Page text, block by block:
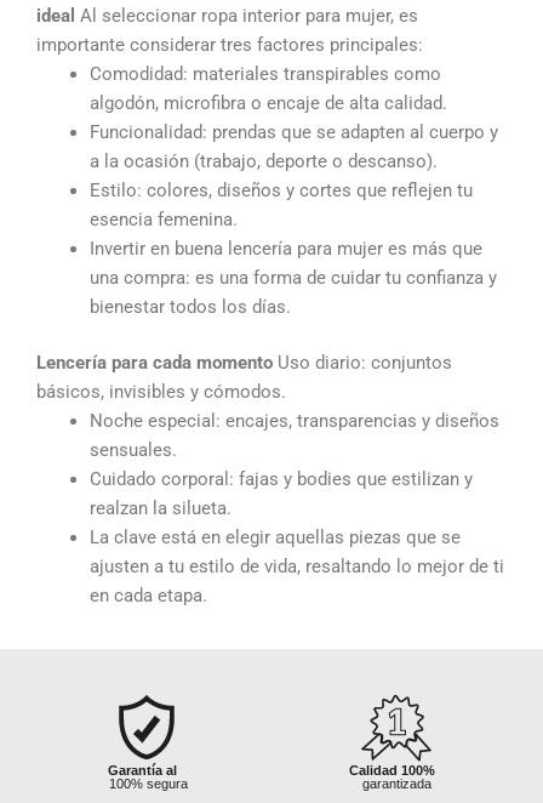
ideal Al seleccionar ropa interior para mujer, es
importante considerar tres factores principales:
Comodidad: materiales transpirables como
algodón, microfibra o encaje de alta calidad.
Funcionalidad: prendas que se adapten al cuerpo y
a la ocasión (trabajo, deporte o descanso).
Estilo: colores, diseños y cortes que reflejen tu
esencia femenina.
Invertir en buena lencería para mujer es más que
una compra: es una forma de cuidar tu confianza y
bienestar todos los días.
Lencería para cada momento Uso diario: conjuntos
básicos, invisibles y cómodos.
Noche especial: encajes, transparencias y diseños
sensuales.
Cuidado corporal: fajas y bodies que estilizan y
realzan la silueta.
La clave está en elegir aquellas piezas que se
ajusten a tu estilo de vida, resaltando lo mejor de ti
en cada etapa.
Garantía al
100% segura
Calidad 100%
garantizada